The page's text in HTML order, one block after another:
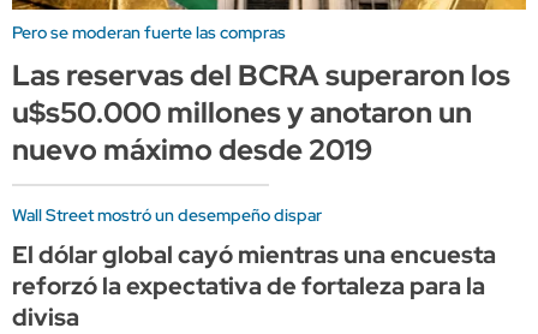
Pero se moderan fuerte las compras
Las reservas del BCRA superaron los
u$s50.000 millones y anotaron un
nuevo máximo desde 2019
Wall Street mostró un desempeño dispar
El dólar global cayó mientras una encuesta
reforzó la expectativa de fortaleza para la
divisa